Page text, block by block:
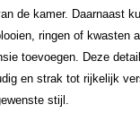
de kamer. Daarnaast
ringen of kwasten
toevoegen. Deze
en strak tot rijkelijk
stijl.